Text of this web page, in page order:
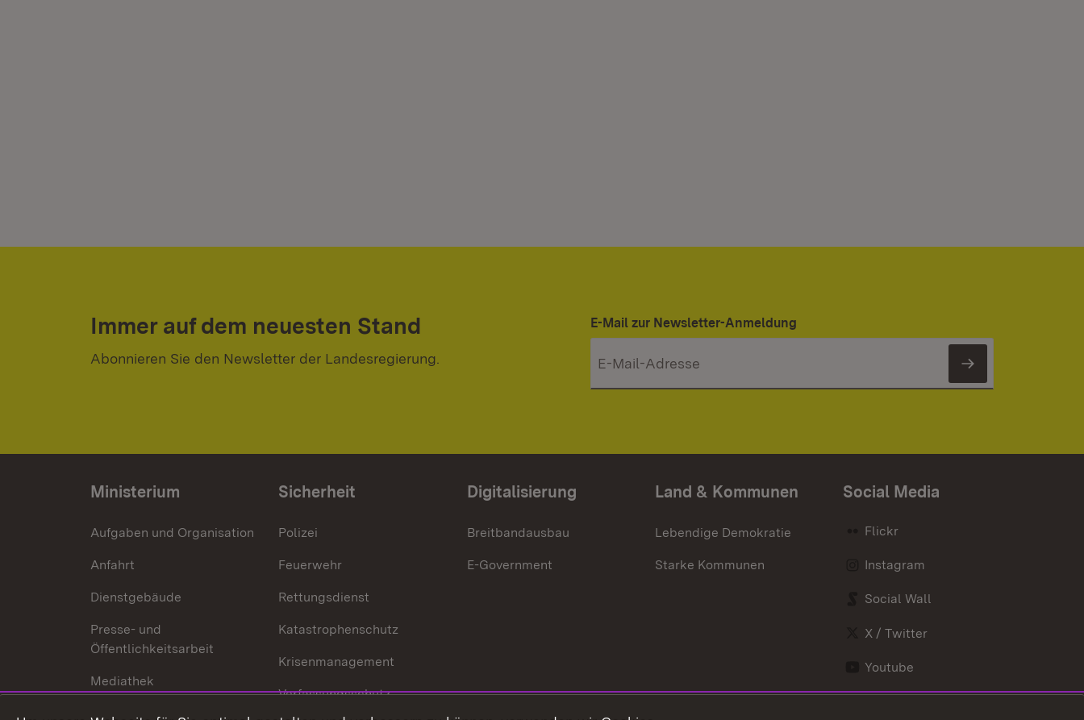
Immer auf dem neuesten Stand
Abonnieren Sie den Newsletter der Landesregierung.
E-Mail zur Newsletter-Anmeldung
Newsletter
Ministerium
Aufgaben und Organisation
Anfahrt
Dienstgebäude
Presse- und
Öffentlichkeitsarbeit
Mediathek
Publikationen
Sicherheit
Polizei
Feuerwehr
Rettungsdienst
Katastrophenschutz
Krisenmanagement
Verfassungsschutz
Digitalisierung
Breitbandausbau
E-Government
Land & Kommunen
Lebendige Demokratie
Starke Kommunen
Social Media
Flickr
Instagram
Social Wall
X / Twitter
Youtube